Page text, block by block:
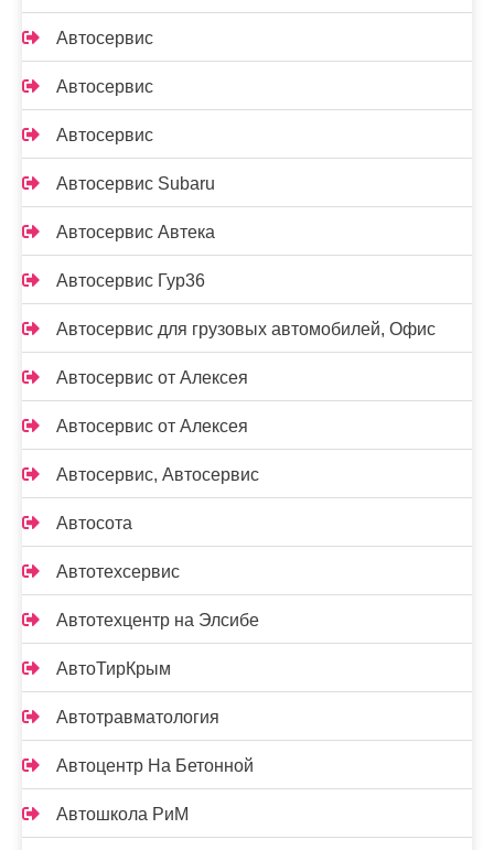
Автосервис
Автосервис
Автосервис
Автосервис Subaru
Автосервис Автека
Автосервис Гур36
Автосервис для грузовых автомобилей, Офис
Автосервис от Алексея
Автосервис от Алексея
Автосервис, Автосервис
Автосота
Автотехсервис
Автотехцентр на Элсибе
АвтоТирКрым
Автотравматология
Автоцентр На Бетонной
Автошкола РиМ